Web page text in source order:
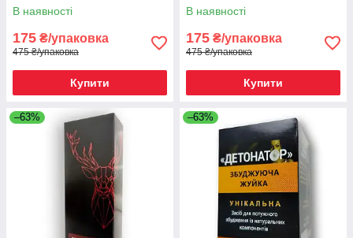
В наявності
175 ₴/упаковка
475 ₴/упаковка
Купити
В наявності
175 ₴/упаковка
475 ₴/упаковка
Купити
–63% –63%